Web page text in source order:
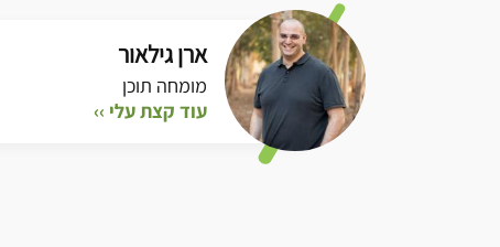
ארן גילאור
מומחה תוכן
עוד קצת עלי ››